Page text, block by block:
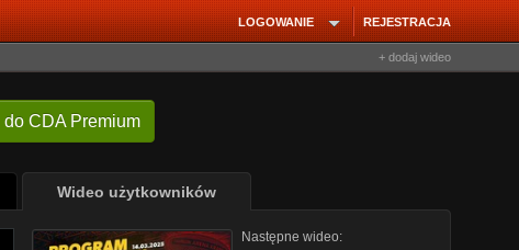
REJESTRACJA
LOGOWANIE
+ dodaj wideo
do CDA Premium
Wideo użytkowników
Następne wideo: